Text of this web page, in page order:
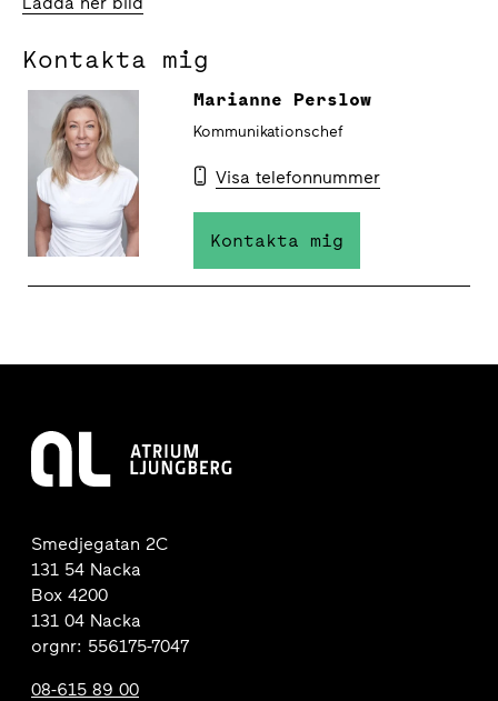
Kontakta mig
Marianne Perslow
Kommunikationschef
Visa telefonnummer
Kontakta mig
Smedjegatan 2C
131 54 Nacka
Box 4200
131 04 Nacka
orgnr: 556175-7047
08-615 89 00